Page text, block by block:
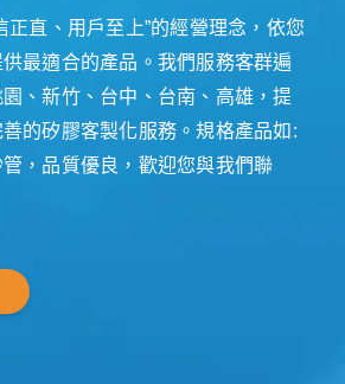
正直、用戶至上”的經營理念，依您
最適合的產品。我們服務客群遍
、新竹、台中、台南、高雄，提
的矽膠客製化服務。規格產品如:
，品質優良，歡迎您與我們聯